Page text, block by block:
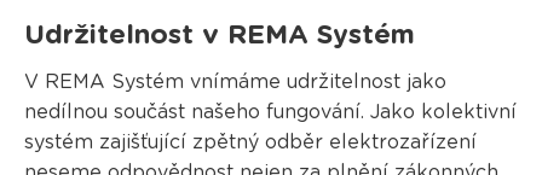
Udržitelnost v REMA Systém
V REMA Systém vnímáme udržitelnost jako
nedílnou součást našeho fungování. Jako kolektivní
systém zajišťující zpětný odběr elektrozařízení